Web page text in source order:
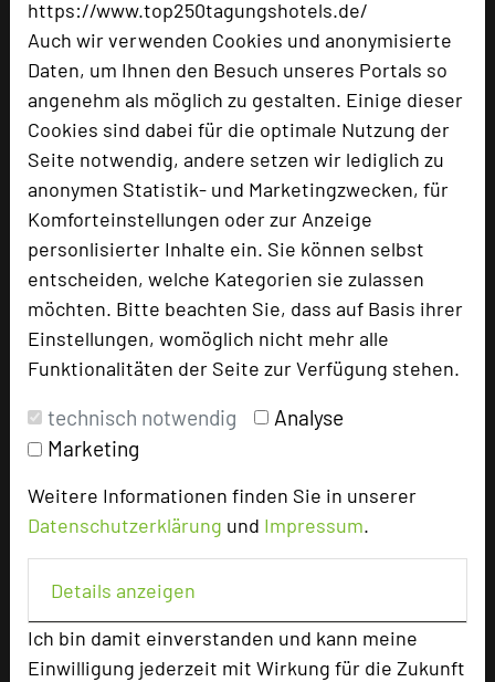
https://www.top250tagungshotels.de/
Auch wir verwenden Cookies und anonymisierte
Daten, um Ihnen den Besuch unseres Portals so
angenehm als möglich zu gestalten. Einige dieser
Cookies sind dabei für die optimale Nutzung der
Seite notwendig, andere setzen wir lediglich zu
anonymen Statistik- und Marketingzwecken, für
Komforteinstellungen oder zur Anzeige
personlisierter Inhalte ein. Sie können selbst
entscheiden, welche Kategorien sie zulassen
möchten. Bitte beachten Sie, dass auf Basis ihrer
Einstellungen, womöglich nicht mehr alle
Funktionalitäten der Seite zur Verfügung stehen.
technisch notwendig
Analyse
Marketing
Weitere Informationen finden Sie in unserer
Datenschutzerklärung und Impressum.
Details anzeigen
Ich bin damit einverstanden und kann meine
Einwilligung jederzeit mit Wirkung für die Zukunft
info@anderswalsrode.de
URL:https://www.hotel-
walsrode.de/tagung/hybride-tagun
ANDERS Hotel Walsrode
Gottlieb-Daimler Straße 11
29664 Walsrode
Email